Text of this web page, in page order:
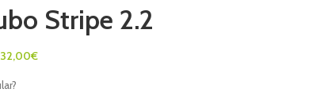
Stripe 2.2
32,00€